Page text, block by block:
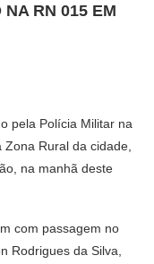
NA RN 015 EM
pela Polícia Militar na
Rural da cidade,
na manhã deste
com passagem no
Rodrigues da Silva,